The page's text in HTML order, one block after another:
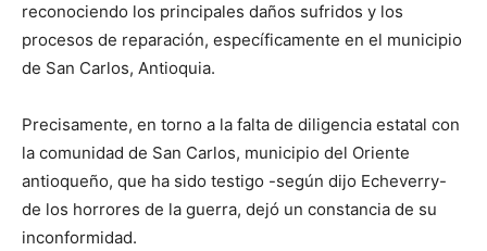
reconociendo los principales daños sufridos y los
procesos de reparación, específicamente en el municipio
de San Carlos, Antioquia.
Precisamente, en torno a la falta de diligencia estatal con
la comunidad de San Carlos, municipio del Oriente
antioqueño, que ha sido testigo -según dijo Echeverry-
de los horrores de la guerra, dejó un constancia de su
inconformidad.